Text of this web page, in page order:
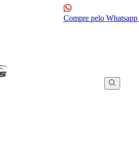
Compre pelo Whatsapp